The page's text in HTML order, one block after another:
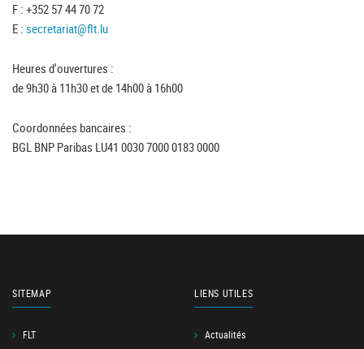
F : +352 57 44 70 72
E : secretariat@flt.lu
Heures d'ouvertures :
de 9h30 à 11h30 et de 14h00 à 16h00
Coordonnées bancaires :
BGL BNP Paribas LU41 0030 7000 0183 0000
SITEMAP
FLT
LIENS UTILES
Actualités